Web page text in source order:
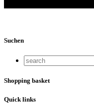
Suchen
Shopping basket
Quick links